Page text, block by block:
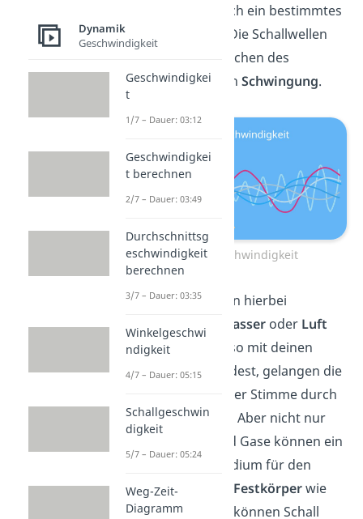
Schallwellen durch ein bestimmtes
reisen. Die Schallwellen
versetzen die Teilchen des
Mediums dabei in Schwingung.
Schallgeschwindigkeit
Das Medium kann hierbei
beispielsweise
Wasseroder Luft
sein. Wenn du also mit deinen
Mitmenschen redest, gelangen die
Schallwellen deiner Stimme durch
die Luft zu ihnen. Aber nicht nur
Flüssigkeiten und Gase können ein
Ausbreitungsmedium für den
Schall sein. Auch Festkörperwie
Holz oder Metall können Schall
Dynamik
Geschwindigkeit
Geschwindigkei
t
1/7 – Dauer: 03:12
Geschwindigkei
t berechnen
2/7 – Dauer: 03:49
Durchschnittsg
eschwindigkeit
berechnen
3/7 – Dauer: 03:35
Winkelgeschwi
ndigkeit
4/7 – Dauer: 05:15
Schallgeschwin
digkeit
5/7 – Dauer: 05:24
Weg-Zeit-
Diagramm